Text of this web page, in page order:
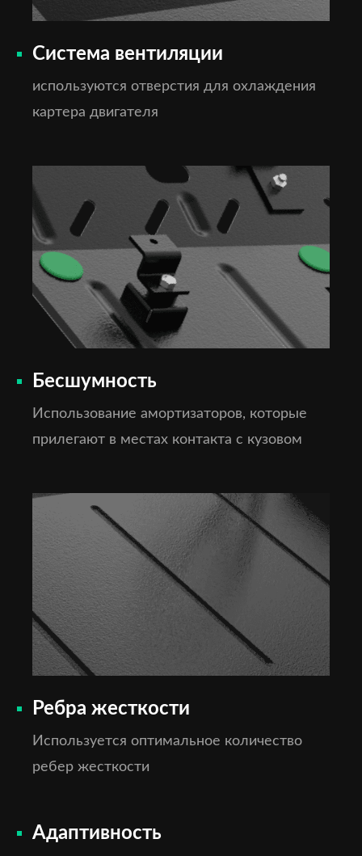
Система вентиляции
используются отверстия для охлаждения
картера двигателя
Бесшумность
Использование амортизаторов, которые
прилегают в местах контакта с кузовом
Ребра жесткости
Используется оптимальное количество
ребер жесткости
Адаптивность